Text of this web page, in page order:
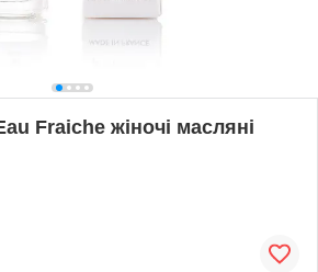
Fraiche жіночі масляні